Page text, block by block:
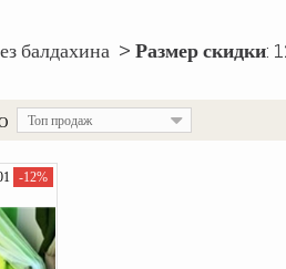
балдахина > Размер скидки:
Топ продаж
-12%